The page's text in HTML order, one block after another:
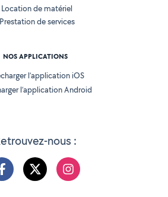
nous :
Location de matériel
Prestation de services
NOS APPLICATIONS
l’application iOS
l’application Android